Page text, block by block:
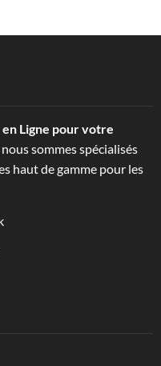
Ligne pour votre
nous sommes spécialisés
haut de gamme pour les